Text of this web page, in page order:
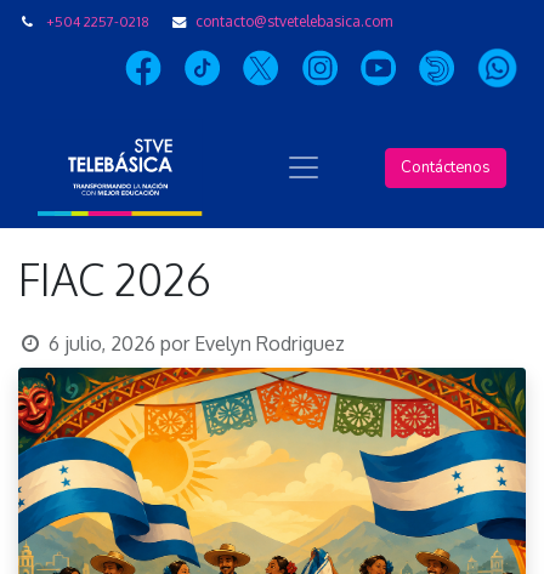
+504 2257-0218 contacto@stvetelebasica.com
Contáctenos
FIAC 2026
6 julio, 2026 por Evelyn Rodriguez